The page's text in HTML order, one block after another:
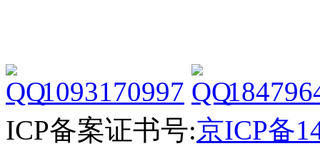
1093170997
ICP备案证书号:京ICP备